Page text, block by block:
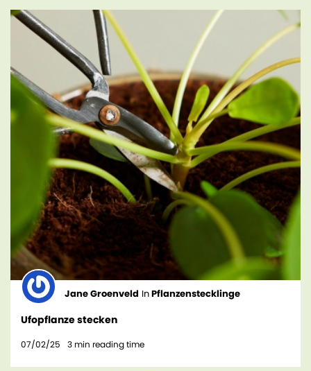
Jane Groenveld InPflanzenstecklinge
Ufopflanze stecken
07/02/25 3 min reading time